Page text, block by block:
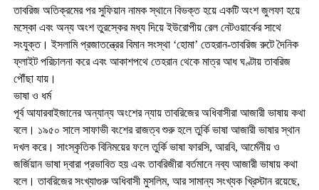
তাবরিজ অতিক্রমের পর সুফিয়ান নামক স্থানে বিভক্ত হয়ে একটি অংশ জুলফা হয়ে
মস্কো এবং অন্য অংশ তুরস্কের মধ্য দিয়ে ইউরোপীয় রেল নেটওয়ার্কের সাথে
সংযুক্ত। ইসলামি প্রজাতন্ত্রের বিমান সংস্থা ‘হোমা’ তেহরান-তাবরিজ রুটে দৈনিক
ফ্লাইট পরিচালনা করে এবং আকাশপথে তেহরান থেকে মাত্র আধ ঘণ্টায় তাবরিজ
পৌঁছা যায়।
ভাষা ও ধর্ম
পূর্ব আযারবাইজানের অন্যান্য অংশের ন্যায় তাবরিজের অধিবাসীরা আজারী ভাষায় কথা
বলে। ১৯৫০ সালে সাফাভী বংশের রাজত্ব শুরু হলে তুর্কি ভাষা আজারী ভাষার স্থান
দখল করে। সাংস্কৃতিক বিনিময়ের ফলে তুর্কি ভাষা ফারসি, আরবি, আর্মেনীয় ও
জর্জিয়ান ভাষা দ্বারা প্রভাবিত হয় এবং তাবরিজীরা বর্তমানে নব্য আজারী ভাষায় কথা
বলে। তাবরিজের সংখ্যাগুরু অধিবাসী মুসলিম, আর সামান্য সংখ্যক খ্রিস্টান রয়েছে,